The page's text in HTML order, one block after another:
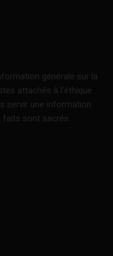
générale sur la
attachés à l’éthique
servir une information
faits sont sacrés.